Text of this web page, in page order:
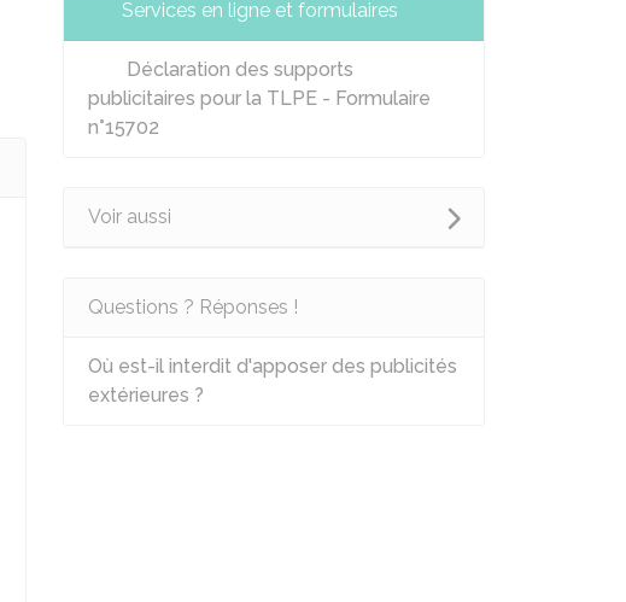
Services en ligne et formulaires
Déclaration des supports
publicitaires pour la TLPE - Formulaire
n°15702
Voir aussi
Questions ? Réponses !
Où est-il interdit d'apposer des publicités
extérieures ?